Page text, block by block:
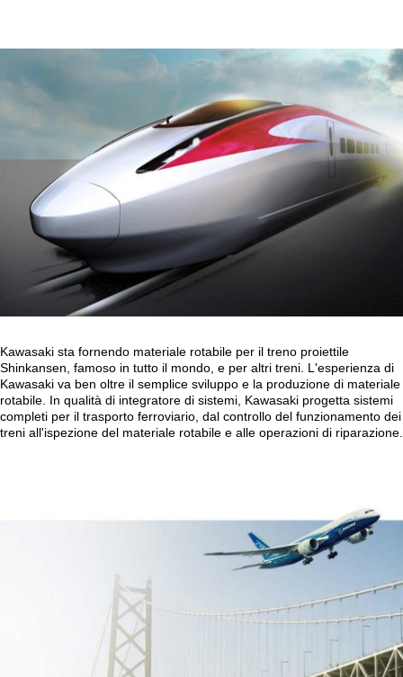
Kawasaki sta fornendo materiale rotabile per il treno proiettile
Shinkansen, famoso in tutto il mondo, e per altri treni. L'esperienza di
Kawasaki va ben oltre il semplice sviluppo e la produzione di materiale
rotabile. In qualità di integratore di sistemi, Kawasaki progetta sistemi
completi per il trasporto ferroviario, dal controllo del funzionamento dei
treni all'ispezione del materiale rotabile e alle operazioni di riparazione.